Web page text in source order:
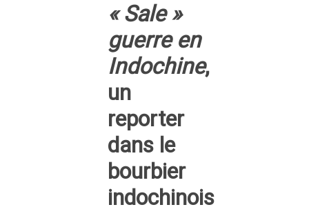
« Sale »
guerre en
Indochine,
un
reporter
dans le
bourbier
indochinois